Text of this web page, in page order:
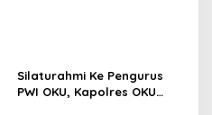
Silaturahmi Ke Pengurus
PWI OKU, Kapolres OKU